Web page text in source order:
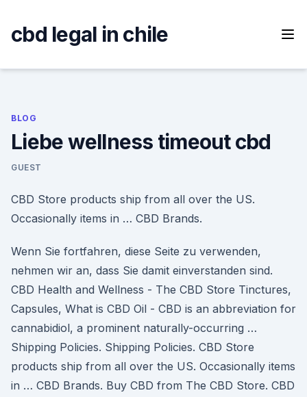
content
cbd legal in chile
BLOG
Liebe wellness timeout cbd
GUEST
CBD Store products ship from all over the US.
Occasionally items in … CBD Brands.
Wenn Sie fortfahren, diese Seite zu verwenden,
nehmen wir an, dass Sie damit einverstanden sind.
CBD Health and Wellness - The CBD Store Tinctures,
Capsules, What is CBD Oil - CBD is an abbreviation for
cannabidiol, a prominent naturally-occurring …
Shipping Policies. Shipping Policies. CBD Store
products ship from all over the US. Occasionally items
in … CBD Brands. Buy CBD from The CBD Store. CBD